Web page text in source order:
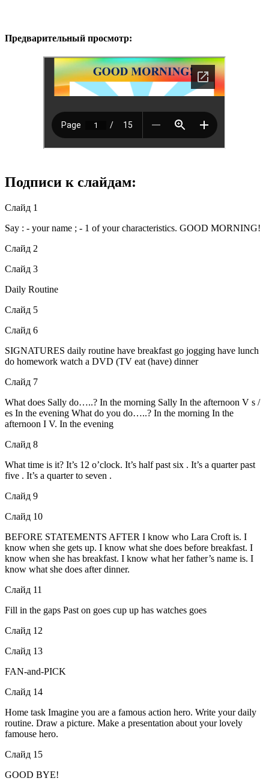
Предварительный просмотр:
Подписи к слайдам:
Слайд 1
Say : - your name ; - 1 of your characteristics. GOOD MORNING!
Слайд 2
Слайд 3
Daily Routine
Слайд 5
Слайд 6
SIGNATURES daily routine have breakfast go jogging have lunch
do homework watch a DVD (TV eat (have) dinner
Слайд 7
What does Sally do…..? In the morning Sally In the afternoon V s /
es In the evening What do you do…..? In the morning In the
afternoon I V. In the evening
Слайд 8
What time is it? It’s 12 o’clock. It’s half past six . It’s a quarter past
five . It’s a quarter to seven .
Слайд 9
Слайд 10
BEFORE STATEMENTS AFTER I know who Lara Croft is. I
know when she gets up. I know what she does before breakfast. I
know when she has breakfast. I know what her father’s name is. I
know what she does after dinner.
Слайд 11
Fill in the gaps Past on goes cup up has watches goes
Слайд 12
Слайд 13
FAN-and-PICK
Слайд 14
Home task Imagine you are a famous action hero. Write your daily
routine. Draw a picture. Make a presentation about your lovely
famouse hero.
Слайд 15
GOOD BYE!